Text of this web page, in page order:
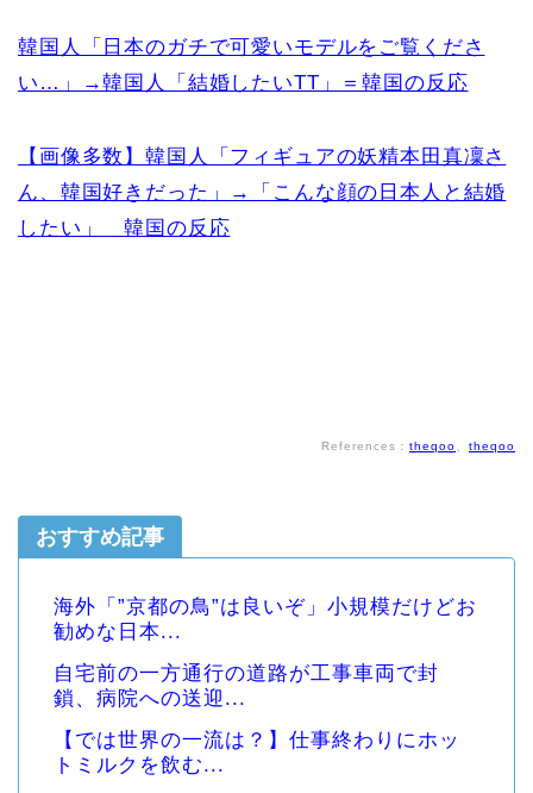
韓国人「日本のガチで可愛いモデルをご覧くださ
い…」→韓国人「結婚したいTT」＝韓国の反応
【画像多数】韓国人「フィギュアの妖精本田真凜さ
ん、韓国好きだった」→「こんな顔の日本人と結婚
したい」 韓国の反応
References： theqoo、 theqoo
おすすめ記事
海外「”京都の鳥”は良いぞ」小規模だけどお
勧めな日本...
自宅前の一方通行の道路が工事車両で封
鎖、病院への送迎...
【では世界の一流は？】仕事終わりにホッ
トミルクを飲む...